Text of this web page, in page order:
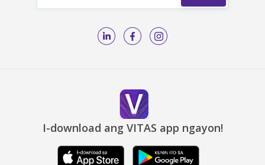
I-download ang VITAS app ngayon!